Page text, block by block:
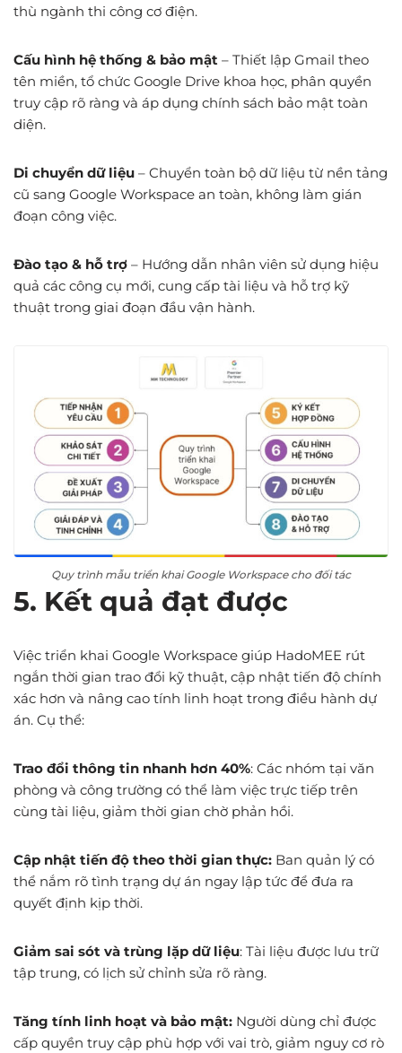
thù ngành thi công cơ điện.
Cấu hình hệ thống & bảo mật – Thiết lập Gmail theo
tên miền, tổ chức Google Drive khoa học, phân quyền
truy cập rõ ràng và áp dụng chính sách bảo mật toàn
diện.
Di chuyển dữ liệu – Chuyển toàn bộ dữ liệu từ nền tảng
cũ sang Google Workspace an toàn, không làm gián
đoạn công việc.
Đào tạo & hỗ trợ – Hướng dẫn nhân viên sử dụng hiệu
quả các công cụ mới, cung cấp tài liệu và hỗ trợ kỹ
thuật trong giai đoạn đầu vận hành.
Quy trình mẫu triển khai Google Workspace cho đối tác
5. Kết quả đạt được
Việc triển khai Google Workspace giúp HadoMEE rút
ngắn thời gian trao đổi kỹ thuật, cập nhật tiến độ chính
xác hơn và nâng cao tính linh hoạt trong điều hành dự
án. Cụ thể:
Trao đổi thông tin nhanh hơn 40%: Các nhóm tại văn
phòng và công trường có thể làm việc trực tiếp trên
cùng tài liệu, giảm thời gian chờ phản hồi.
Cập nhật tiến độ theo thời gian thực: Ban quản lý có
thể nắm rõ tình trạng dự án ngay lập tức để đưa ra
quyết định kịp thời.
Giảm sai sót và trùng lặp dữ liệu: Tài liệu được lưu trữ
tập trung, có lịch sử chỉnh sửa rõ ràng.
Tăng tính linh hoạt và bảo mật: Người dùng chỉ được
cấp quyền truy cập phù hợp với vai trò, giảm nguy cơ rò